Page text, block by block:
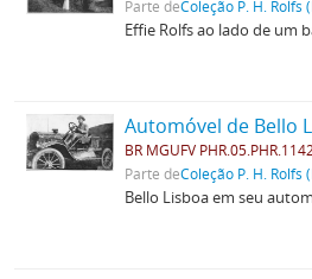
Parte deColeção P. H. Rolfs
Effie Rolfs ao lado de um
Automóvel de Bello
BR MGUFV
Parte deColeção P. H. Rolfs
Bello Lisboa em seu